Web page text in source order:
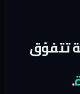
تتفوّق
.